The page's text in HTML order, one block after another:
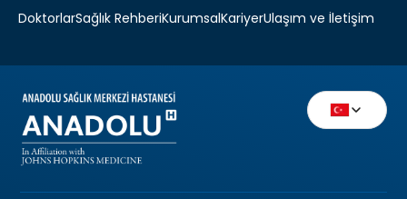
DoktorlarSağlık RehberiKurumsalKariyerUlaşım ve İletişim